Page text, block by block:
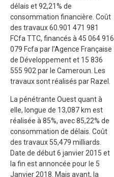
délais et 92,21% de
consommation financière. Coût
des travaux 60.901 471 981
FCfa TTC, financés à 45 064 916
079 Fcfa par l’Agence Française
de Développement et 15 836
555 902 par le Cameroun. Les
travaux sont réalisés par Razel.
La pénétrante Ouest quant à
elle, longue de 13,087 km est
réalisée à 85%, avec 85,22% de
consommation de délais. Coût
des travaux 55,479 milliards.
Date de début 6 janvier 2015 et
la fin est annoncée pour le 5
Janvier 2018. Mais avant, la